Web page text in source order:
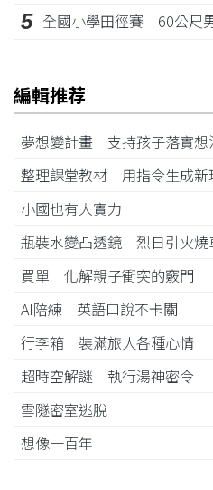
5 全國小學田徑賽 60公尺
編輯推荐
夢想變計畫 支持孩子落實
整理課堂教材 用指令生成
小國也有大實力
瓶裝水變凸透鏡 烈日引火
買單 化解親子衝突的竅門
AI陪練 英語口說不卡關
行李箱 裝滿旅人各種心情
超時空解謎 執行湯神密令
雪隧密室逃脫
想像一百年